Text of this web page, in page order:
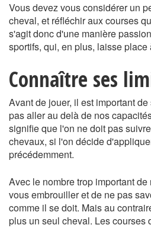
Vous devez vous considérer un
cheval, et réfléchir aux courses
s'agit donc d'une manière
sportifs, qui, en plus, laisse place
Connaître ses
Avant de jouer, il est important
pas aller au delà de nos
signifie que l'on ne doit pas
chevaux, si l'on décide
précédemment.
Avec le nombre trop important
vous embrouiller et de ne pas
comme il se doit. Mais au
plus un seul cheval. Les courses